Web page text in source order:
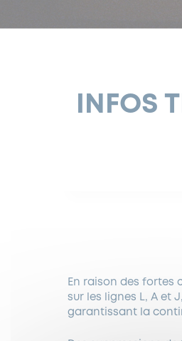
INFOS
En raison des fortes
sur les lignes L, A et
garantissant la